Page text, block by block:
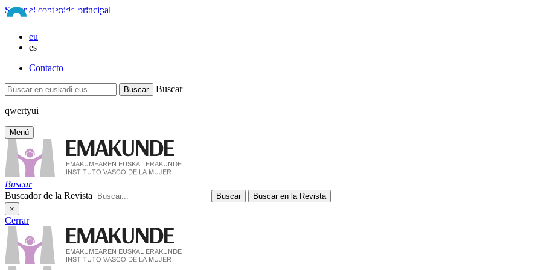
Saltar al contenido principal
eu
es
Contacto
Buscar
qwertyui
Menú
Buscar
Buscador de la Revista
×
Cerrar